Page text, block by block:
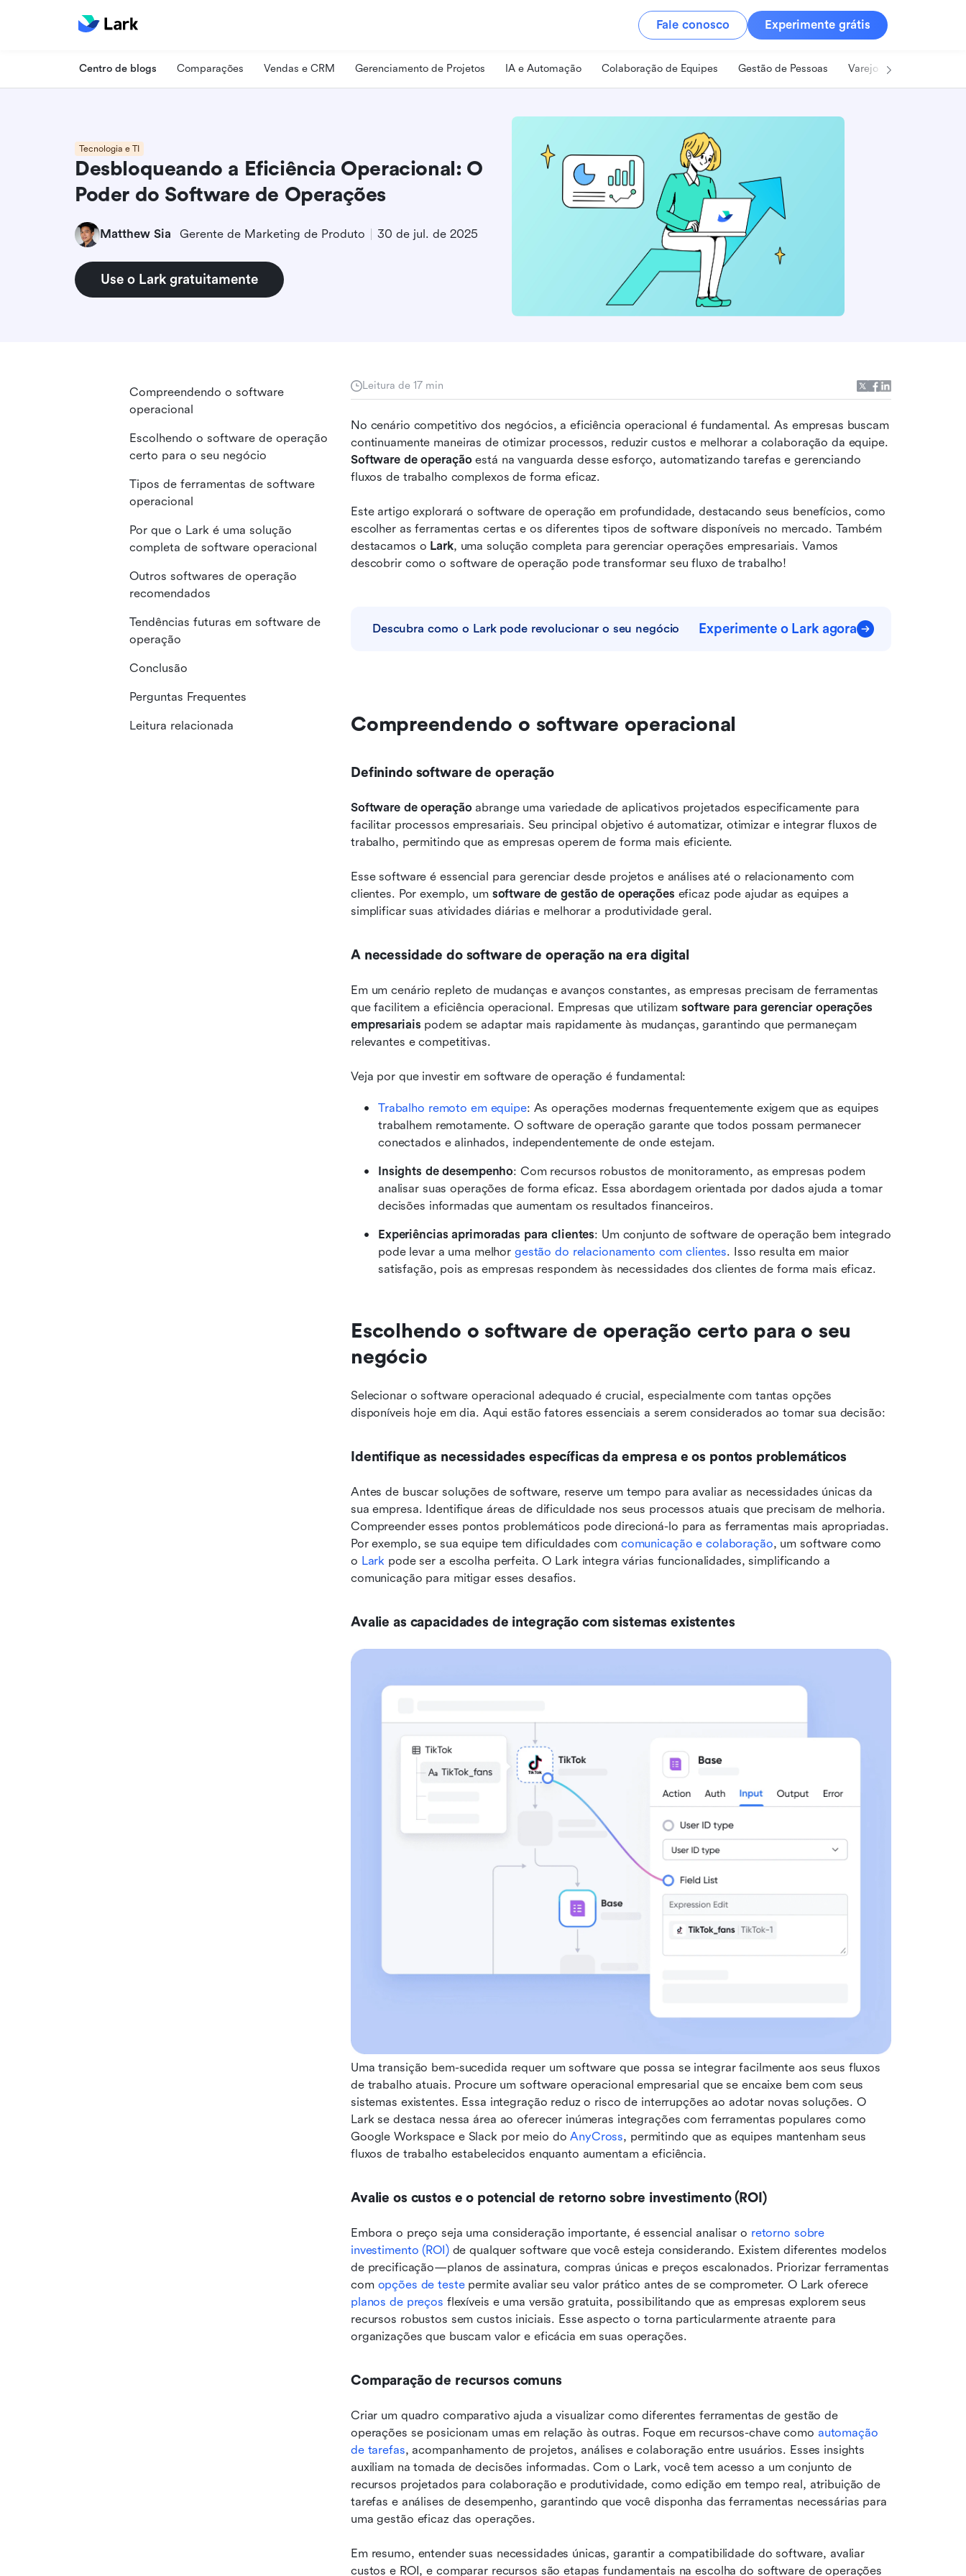
Fale conosco Experimente grátis
Centro de blogs Comparações Vendas e CRM Gerenciamento de Projetos IA e Automação Colaboração de Equipes Gestão de Pessoas Varejo
Tecnologia e TI
Desbloqueando a Eficiência Operacional: O
Poder do Software de Operações
Matthew Sia Gerente de Marketing de Produto 30 de jul. de 2025
Use o Lark gratuitamente
Leitura de 17 min
No cenário competitivo dos negócios, a eficiência operacional é fundamental. As empresas buscam
Software de operação está na vanguarda desse esforço, automatizando tarefas e gerenciando
fluxos de trabalho complexos de forma eficaz.
Este artigo explorará o software de operação em profundidade, destacando seus benefícios, como
escolher as ferramentas certas e os diferentes tipos de software disponíveis no mercado. Também
destacamos o Lark, uma solução completa para gerenciar operações empresariais. Vamos
descobrir como o software de operação pode transformar seu fluxo de trabalho!
Descubra como o Lark pode revolucionar o seu negócio Experimente o Lark agora
Compreendendo o software operacional
Definindo software de operação
Software de operação abrange uma variedade de aplicativos projetados especificamente para
facilitar processos empresariais. Seu principal objetivo é automatizar, otimizar e integrar fluxos de
trabalho, permitindo que as empresas operem de forma mais eficiente.
Esse software é essencial para gerenciar desde projetos e análises até o relacionamento com
clientes. Por exemplo, um software de gestão de operações eficaz pode ajudar as equipes a
simplificar suas atividades diárias e melhorar a produtividade geral.
A necessidade do software de operação na era digital
Em um cenário repleto de mudanças e avanços constantes, as empresas precisam de ferramentas
que facilitem a eficiência operacional. Empresas que utilizam software para gerenciar operações
empresariais podem se adaptar mais rapidamente às mudanças, garantindo que permaneçam
relevantes e competitivas.
Veja por que investir em software de operação é fundamental:
Trabalho remoto em equipe: As operações modernas frequentemente exigem que as equipes
trabalhem remotamente. O software de operação garante que todos possam permanecer
conectados e alinhados, independentemente de onde estejam.
Insights de desempenho: Com recursos robustos de monitoramento, as empresas podem
analisar suas operações de forma eficaz. Essa abordagem orientada por dados ajuda a tomar
decisões informadas que aumentam os resultados financeiros.
Experiências aprimoradas para clientes: Um conjunto de software de operação bem integrado
pode levar a uma melhor gestão do relacionamento com clientes. Isso resulta em maior
satisfação, pois as empresas respondem às necessidades dos clientes de forma mais eficaz.
Escolhendo o software de operação certo para o seu
negócio
Selecionar o software operacional adequado é crucial, especialmente com tantas opções
disponíveis hoje em dia. Aqui estão fatores essenciais a serem considerados ao tomar sua decisão:
Identifique as necessidades específicas da empresa e os pontos problemáticos
Antes de buscar soluções de software, reserve um tempo para avaliar as necessidades únicas da
sua empresa. Identifique áreas de dificuldade nos seus processos atuais que precisam de melhoria.
Compreender esses pontos problemáticos pode direcioná-lo para as ferramentas mais apropriadas.
Por exemplo, se sua equipe tem dificuldades com comunicação e colaboração, um software como
o Lark pode ser a escolha perfeita. O Lark integra várias funcionalidades, simplificando a
comunicação para mitigar esses desafios.
Avalie as capacidades de integração com sistemas existentes
Uma transição bem-sucedida requer um software que possa se integrar facilmente aos seus fluxos
de trabalho atuais. Procure um software operacional empresarial que se encaixe bem com seus
sistemas existentes. Essa integração reduz o risco de interrupções ao adotar novas soluções. O
Lark se destaca nessa área ao oferecer inúmeras integrações com ferramentas populares como
Google Workspace e Slack por meio do AnyCross, permitindo que as equipes mantenham seus
fluxos de trabalho estabelecidos enquanto aumentam a eficiência.
Avalie os custos e o potencial de retorno sobre investimento (ROI)
Embora o preço seja uma consideração importante, é essencial analisar o retorno sobre
investimento (ROI) de qualquer software que você esteja considerando. Existem diferentes modelos
de precificação—planos de assinatura, compras únicas e preços escalonados. Priorizar ferramentas
com opções de teste
planos de preços flexíveis e uma versão gratuita, possibilitando que as empresas explorem seus
recursos robustos sem custos iniciais. Esse aspecto o torna particularmente atraente para
organizações que buscam valor e eficácia em suas operações.
Comparação de recursos comuns
Criar um quadro comparativo ajuda a visualizar como diferentes ferramentas de gestão de
operações se posicionam umas em relação às outras. Foque em recursos-chave como automação
de tarefas, acompanhamento de projetos, análises e colaboração entre usuários. Esses insights
auxiliam na tomada de decisões informadas. Com o Lark, você tem acesso a um conjunto de
recursos projetados para colaboração e produtividade, como edição em tempo real, atribuição de
tarefas e análises de desempenho, garantindo que você disponha das ferramentas necessárias para
uma gestão eficaz das operações.
Em resumo, entender suas necessidades únicas, garantir a compatibilidade do software, avaliar
custos e ROI, e comparar recursos são etapas fundamentais na escolha do software de operações
Compreendendo o software
operacional
Escolhendo o software de operação
certo para o seu negócio
Tipos de ferramentas de software
operacional
Por que o Lark é uma solução
completa de software operacional
Outros softwares de operação
recomendados
Tendências futuras em software de
operação
Conclusão
Perguntas Frequentes
Leitura relacionada